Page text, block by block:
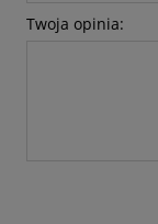
Twoja opinia: